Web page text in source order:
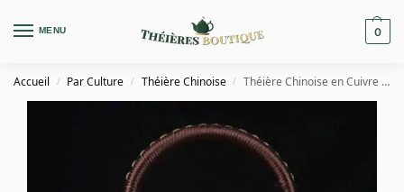
MENU 0
Accueil / Par Culture / Théière Chinoise / Théière Chinoise en Cuivre Poissons 1.6L